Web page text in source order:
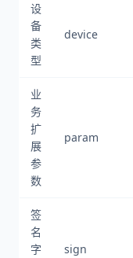
设
备
类
型
device
业
务
扩
展
参
数
param
签
名
字
sign